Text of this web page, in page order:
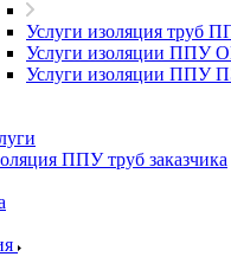
Услуги изоляция труб
Услуги изоляции ППУ
Услуги изоляции ППУ
ППУ труб заказчика